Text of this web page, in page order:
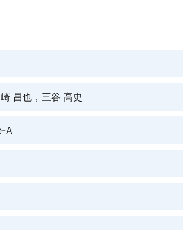
昌也，三谷 高史
A